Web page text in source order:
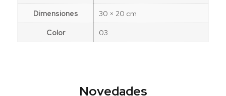
Dimensiones
30 × 20 cm
Color
03
Novedades